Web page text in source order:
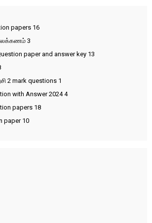
papers 16
3
paper and answer key 13
2 mark questions 1
with Answer 20244
papers 18
paper 10